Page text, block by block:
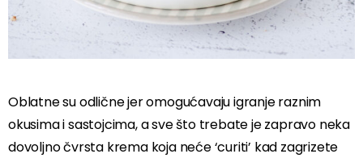
Oblatne su odlične jer omogućavaju igranje raznim
okusima i sastojcima, a sve što trebate je zapravo neka
dovoljno čvrsta krema koja neće ‘curiti’ kad zagrizete